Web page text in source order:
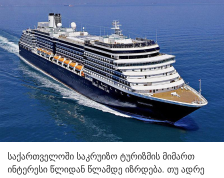
საქართველოში საკრუიზო ტურიზმის მიმართ
ინტერესი წლიდან წლამდე იზრდება. თუ ადრე